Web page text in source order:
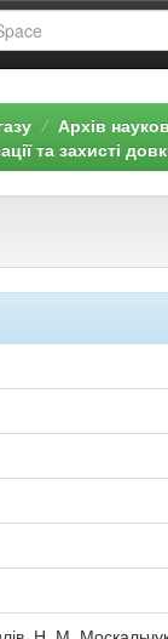
Архів
та захисті